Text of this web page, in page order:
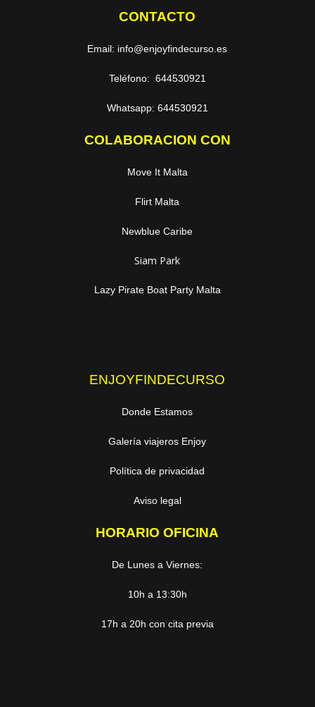
CONTACTO
Email: info@enjoyfindecurso.es
Teléfono: 644530921
Whatsapp: 644530921
COLABORACION CON
Move It Malta
Flirt Malta
Newblue Caribe
Siam Park
Lazy Pirate Boat Party Malta
ENJOYFINDECURSO
Donde Estamos
Galería viajeros Enjoy
Política de privacidad
Aviso legal
HORARIO OFICINA
De Lunes a Viernes:
10h a 13:30h
17h a 20h con cita previa